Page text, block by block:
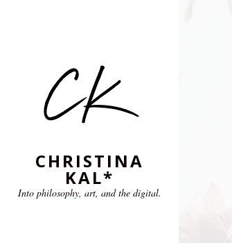
CHRISTINA
KAL*
Into philosophy, art, and the digital.